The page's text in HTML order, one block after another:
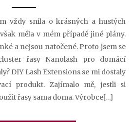
vždy snila o krásných a hustých
měla v mém případě jiné plány.
a nejsou natočené. Proto jsem se
řasy Nanolash pro domácí
DIY Lash Extensions se mi dostaly
produkt. Zajímalo mě, jestli si
řasy sama doma. Výrobce[…]